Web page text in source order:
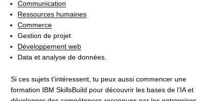
Communication
Ressources humaines
Commerce
Gestion de projet
Développement web
Data et analyse de données.
Si ces sujets t’intéressent, tu peux aussi commencer une
formation IBM SkillsBuild pour découvrir les bases de l’IA et